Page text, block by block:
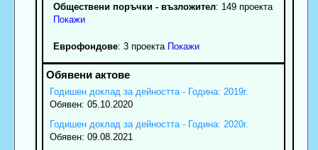
Обществени поръчки - възложител: 149 проекта
Покажи
Еврофондове: 3 проекта Покажи
Годишен доклад за дейността - Година: 2019г.
Обявен: 05.10.2020
Годишен доклад за дейността - Година: 2020г.
Обявен: 09.08.2021